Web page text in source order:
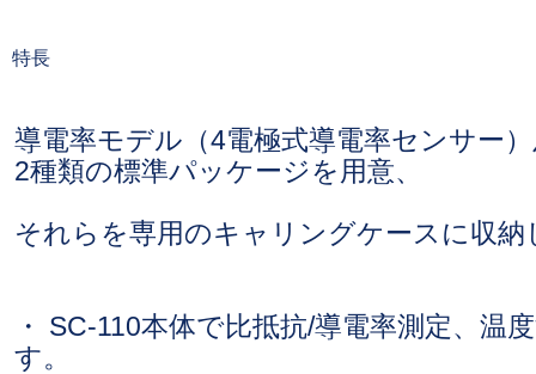
特長
導電率モデル（4電極式導電率センサー
2種類の標準パッケージを用意、
それらを専用のキャリングケースに収納
・ SC-110本体で比抵抗/導電率測定、温
す。